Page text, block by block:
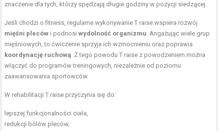
znaczenie dla tych, którzy spędzają długie godziny w pozycji siedzącej.
Jeśli chodzi o fitness, regularne wykonywanie T raise wspiera rozwój
mięśni pleców i podnosiwydolność organizmu. Angażując wiele grup
mięśniowych, to ćwiczenie sprzyja ich wzmocnieniu oraz poprawia
koordynację ruchową. Z tego powodu T raise z powodzeniem można
włączyć do programów treningowych, niezależnie od poziomu
zaawansowania sportowców.
W rehabilitacji T raise przyczynia się do:
lepszej funkcjonalności ciała,
redukcji bólów pleców,